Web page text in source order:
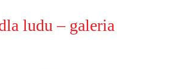
ludu – galeria